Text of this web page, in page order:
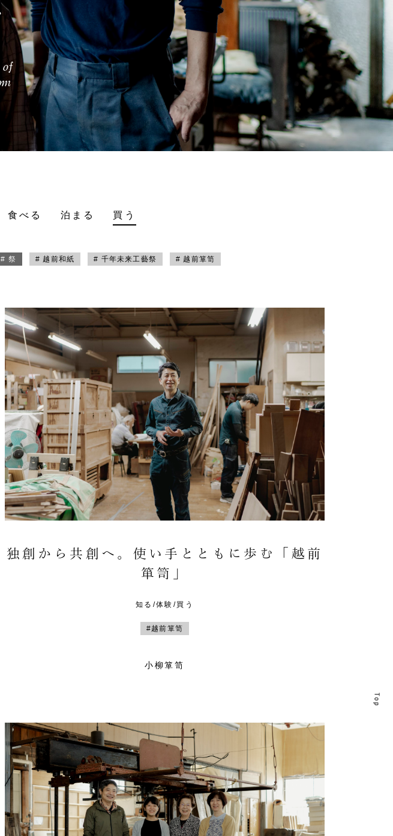
食べる 泊まる 買う
# 祭 # 越前和紙 # 千年未来工藝祭 # 越前箪笥
独創から共創へ。使い手とともに歩む「越前
箪笥」
知る/体験/買う
#越前箪笥
小柳箪笥